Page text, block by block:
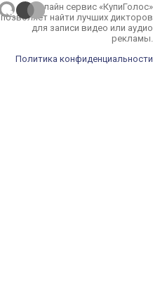
Онлайн сервис «КупиГолос»
позволяет найти лучших дикторов
для записи видео или аудио
рекламы.
Политика конфиденциальности